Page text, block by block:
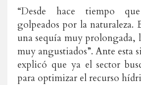
“Desde hace tiempo
golpeados por la naturaleza.
una sequía muy prolongada,
muy angustiados”. Ante esta
explicó que ya el sector
para optimizar el recurso